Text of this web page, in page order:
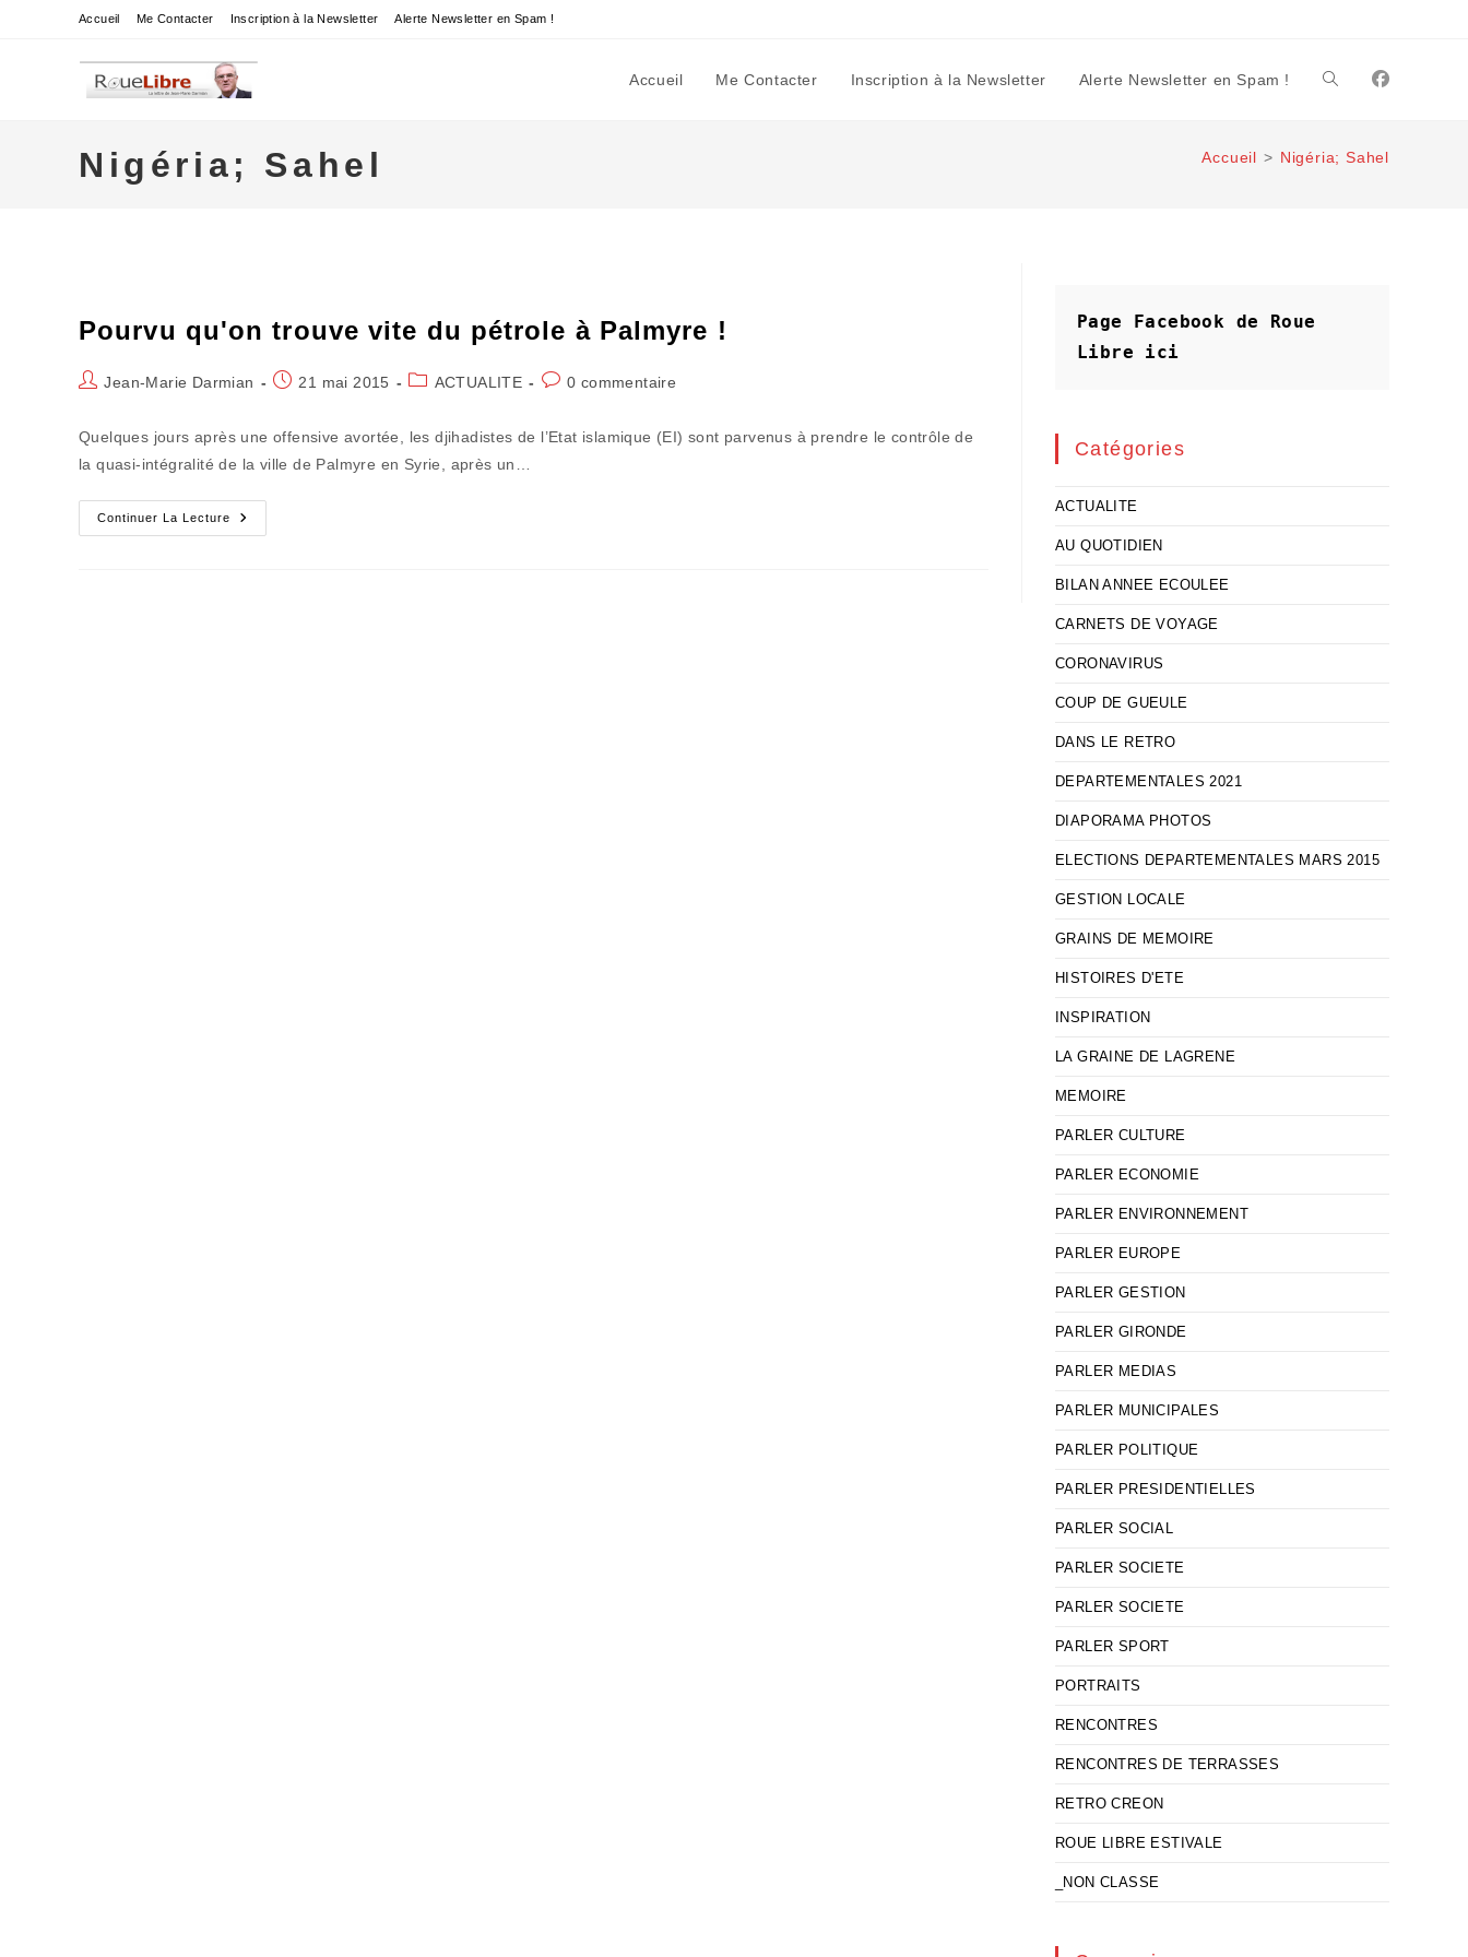
Accueil Me Contacter Inscription à la Newsletter Alerte Newsletter en Spam !
Accueil Me Contacter Inscription à la Newsletter Alerte Newsletter en Spam ! Toggle
website
Nigéria; Sahel Accueil > Nigéria; Sahel
Pourvu qu'on trouve vite du pétrole à Palmyre !
Auteur/autrice
publication :
Jean-Marie Darmian
Publication
21 mai 2015
PostACTUALITE
Commentaires
0 commentaire
Quelques jours après une offensive avortée, les djihadistes de l’Etat islamique (EI) sont parvenus à prendre le contrôle de
la quasi-intégralité de la ville de Palmyre en Syrie, après un…
Continuer La Lecture
Pourvu
Qu'on
Page Facebook de Roue
Libre
ici
Catégories
ACTUALITE
AU QUOTIDIEN
BILAN ANNEE ECOULEE
CARNETS DE VOYAGE
CORONAVIRUS
COUP DE GUEULE
DANS LE RETRO
DEPARTEMENTALES 2021
DIAPORAMA PHOTOS
ELECTIONS DEPARTEMENTALES MARS 2015
GESTION LOCALE
GRAINS DE MEMOIRE
HISTOIRES D'ETE
INSPIRATION
LA GRAINE DE LAGRENE
MEMOIRE
PARLER CULTURE
PARLER ECONOMIE
PARLER ENVIRONNEMENT
PARLER EUROPE
PARLER GESTION
PARLER GIRONDE
PARLER MEDIAS
PARLER MUNICIPALES
PARLER POLITIQUE
PARLER PRESIDENTIELLES
PARLER SOCIAL
PARLER SOCIETE
PARLER SOCIETE
PARLER SPORT
PORTRAITS
RENCONTRES
RENCONTRES DE TERRASSES
RETRO CREON
ROUE LIBRE ESTIVALE
_NON CLASSE